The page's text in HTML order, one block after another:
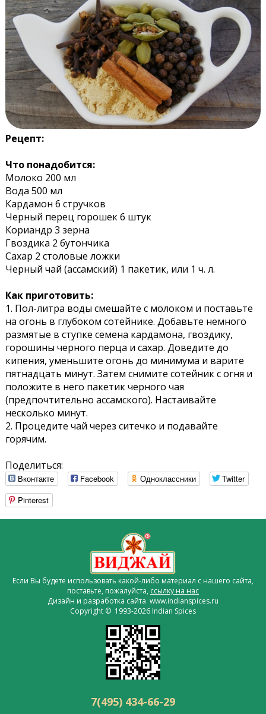
Рецепт:
Что понадобится:
Молоко 200 мл
Вода 500 мл
Кардамон 6 стручков
Черный перец горошек 6 штук
Кориандр 3 зерна
Гвоздика 2 бутончика
Сахар 2 столовые ложки
Черный чай (ассамский) 1 пакетик, или 1 ч. л.
Как приготовить:
1. Пол-литра воды смешайте с молоком и поставьте
на огонь в глубоком сотейнике. Добавьте немного
размятые в ступке семена кардамона, гвоздику,
горошины черного перца и сахар. Доведите до
кипения, уменьшите огонь до минимума и варите
пятнадцать минут. Затем снимите сотейник с огня и
положите в него пакетик черного чая
(предпочтительно ассамского). Настаивайте
несколько минут.
2. Процедите чай через ситечко и подавайте
горячим.
Поделиться:
Вконтакте Facebook Одноклассники
Twitter
Pinterest
Если Вы будете использовать какой-либо материал с нашего сайта,
поставьте, пожалуйста, ссылку на нас
Дизайн и разработка сайта www.indianspices.ru
Copyright © 1993-2026 Indian Spices
7(495) 434-66-29